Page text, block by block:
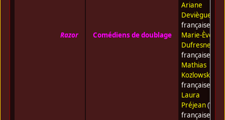
Razor Comédiens de doublage
Ariane
Deviègue
française) •
Marie-Ève
Dufresne
française) •
Mathias
Kozlowski
française) •
Laura
Préjean(Voix
française) •